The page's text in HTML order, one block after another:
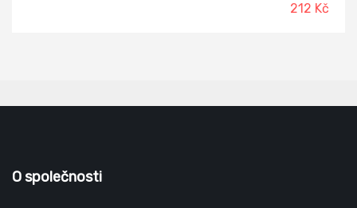
212 Kč
O společnosti